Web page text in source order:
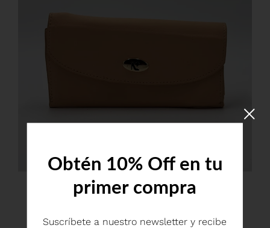
ANUBIS NUDE
$ 1,599.00
Obtén 10% Off en tu
primer compra
Suscríbete a nuestro newsletter y recibe